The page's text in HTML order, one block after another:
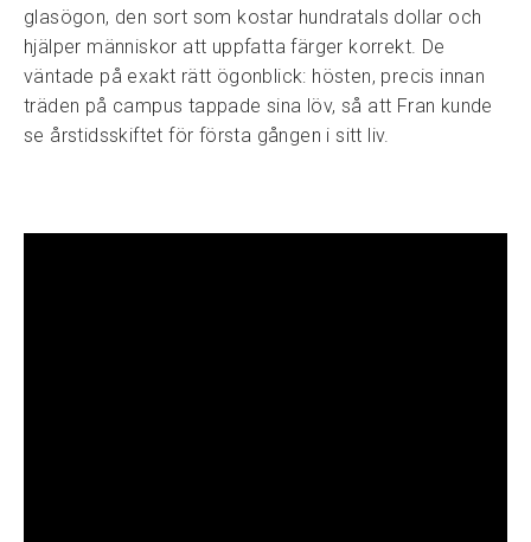
glasögon, den sort som kostar hundratals dollar och
hjälper människor att uppfatta färger korrekt. De
väntade på exakt rätt ögonblick: hösten, precis innan
träden på campus tappade sina löv, så att Fran kunde
se årstidsskiftet för första gången i sitt liv.